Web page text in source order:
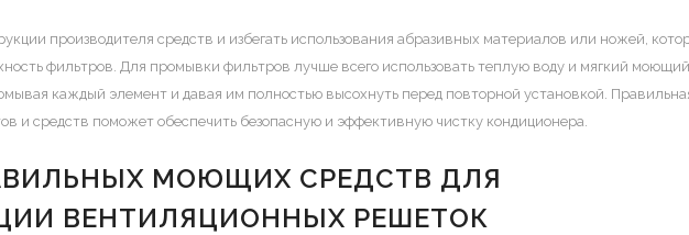
производителя средств и избегать использования абразивных материалов или ножей,
фильтров. Для промывки фильтров лучше всего использовать теплую воду и мягкий моющий
каждый элемент и давая им полностью высохнуть перед повторной установкой.
и средств поможет обеспечить безопасную и эффективную чистку кондиционера.
МОЮЩИХ СРЕДСТВ ДЛЯ
ВЕНТИЛЯЦИОННЫХ РЕШЕТОК